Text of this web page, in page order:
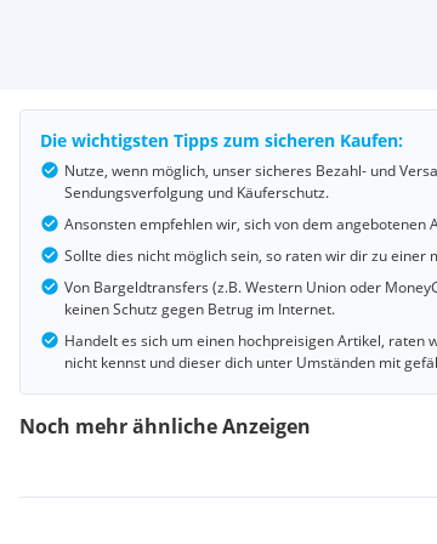
Die wichtigsten Tipps zum sicheren Kaufen:
Nutze, wenn möglich, unser sicheres Bezahl- und
Sendungsverfolgung und Käuferschutz.
Ansonsten empfehlen wir, sich von dem angebotenen
Sollte dies nicht möglich sein, so raten wir dir zu
Von Bargeldtransfers (z.B. Western Union oder
keinen Schutz gegen Betrug im Internet.
Handelt es sich um einen hochpreisigen Artikel, raten
nicht kennst und dieser dich unter Umständen mit
Noch mehr ähnliche Anzeigen